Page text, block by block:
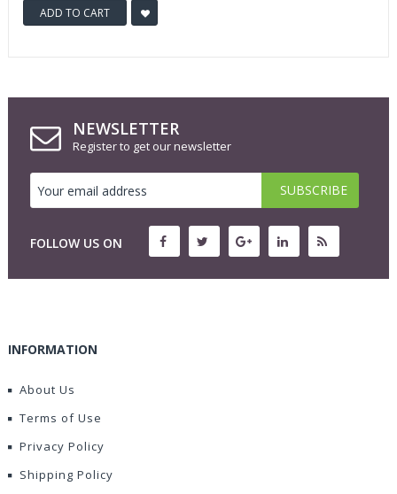
ADD TO CART
NEWSLETTER
Register to get our newsletter
FOLLOW US ON
INFORMATION
About Us
Terms of Use
Privacy Policy
Shipping Policy